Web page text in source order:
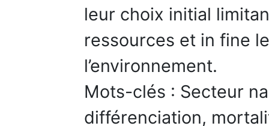
leur choix initial
ressources et in fine
l’environnement.
Mots-clés : Secteur
différenciation,